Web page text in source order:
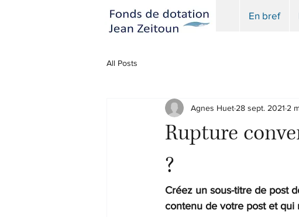
En bref
All Posts
Rupture
?
Agnes Huet 28 sept. 2021 2
Créez un sous-titre de post
contenu de votre post et qui